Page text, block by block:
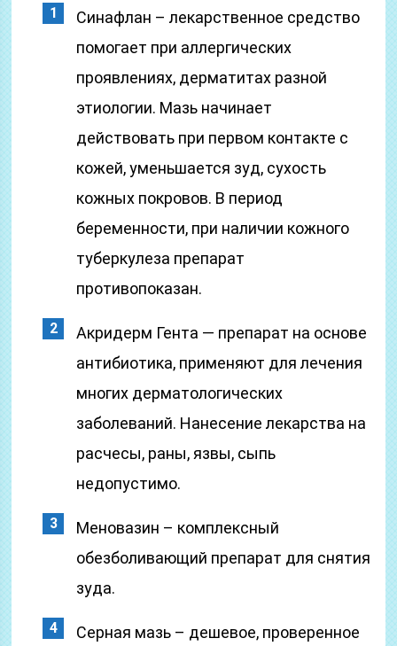
Синафлан – лекарственное средство
помогает при аллергических
проявлениях, дерматитах разной
этиологии. Мазь начинает
действовать при первом контакте с
кожей, уменьшается зуд, сухость
кожных покровов. В период
беременности, при наличии кожного
туберкулеза препарат
противопоказан.
Акридерм Гента — препарат на основе
антибиотика, применяют для лечения
многих дерматологических
заболеваний. Нанесение лекарства на
расчесы, раны, язвы, сыпь
недопустимо.
Меновазин – комплексный
обезболивающий препарат для снятия
зуда.
Серная мазь – дешевое, проверенное